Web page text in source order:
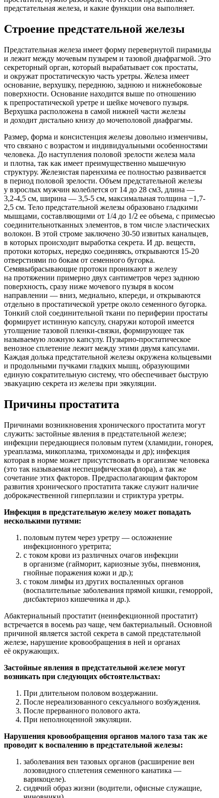
предстательная железа, и какие функции она выполняет.
Строение предстательной железы
Предстательная железа имеет форму перевернутой пирамиды
и лежит между мочевым пузырем и тазовой диафрагмой. Это
секреторный орган, который вырабатывает сок простаты,
и окружат простатическую часть уретры. Железа имеет
основание, верхушку, переднюю, заднюю и нижнебоковые
поверхности. Основание находится выше по отношению
к препростатической уретре и шейке мочевого пузыря.
Верхушка расположена в самой нижней части железы
и доходит дистально книзу до мочеполовой диафрагмы.
Размер, форма и консистенция железы довольно изменчивы,
что связано с возрастом и индивидуальными особенностями
человека. До наступления половой зрелости железа мала
и плотна, так как имеет преимущественно мышечную
структуру. Железистая паренхима ее полностью развивается
в период половой зрелости. Объем предстательной железы
у взрослых мужчин колеблется от 14 до 28 см3, длина —
3,2-4,5 см, ширина — 3,5-5 см, максимальная толщина −1,7-
2,5 см. Тело предстательной железы образовано гладкими
мышцами, составляющими от 1/4 до 1/2 ее объема, с примесью
соединительнотканных элементов, в том числе эластических
волокон. В этой строме заключено 30-50 извитых канальцев,
в которых происходит выработка секрета. И др. веществ,
протоки которых, нередко соединяясь, открываются 15-20
отверстиями по бокам от семенного бугорка.
Семявыбрасывающие протоки проникают в железу
на протяжении примерно двух сантиметров через заднюю
поверхность, сразу ниже мочевого пузыря в косом
направлении — вниз, медиально, кпереди, и открываются
отдельно в простатической уретре около семенного бугорка.
Тонкий слой соединительной ткани по периферии простаты
формирует истинную капсулу, снаружи которой имеется
утолщение тазовой пленки-связки, формирующее так
называемую ложную капсулу. Пузырно-простатическое
венозное сплетение лежит между этими двумя капсулами.
Каждая долька предстательной железы окружена кольцевыми
и продольными пучками гладких мышц, образующими
единую сократительную систему, что обеспечивает быструю
эвакуацию секрета из железы при эякуляции.
Причины простатита
Причинами возникновения хронического простатита могут
служить: застойные явления в предстательной железе;
инфекции передающиеся половым путем (хламидии, гонорея,
уреаплазма, микоплазма, трихомонады и др); инфекция
которая в норме может присутствовать в организме человека
(это так называемая неспецифическая флора), а так же
сочетание этих факторов. Предрасполагающим фактором
развития хронического простатита также служит наличие
доброкачественной гиперплазии и стриктура уретры.
Инфекция в предстательную железу может попадать
несколькими путями:
половым путем через уретру — осложнение
инфекционного уретрита;
с током крови из различных очагов инфекции
в организме (гайморит, кариозные зубы, пневмония,
гнойные поражения кожи и др.);
с током лимфы из других воспаленных органов
(воспалительные заболевания прямой кишки, геморрой,
дисбактериоз кишечника и др.).
Абактериальный простатит (неинфекционной простатит)
встречается в восемь раз чаще, чем бактериальный. Основной
причиной является застой секрета в самой предстательной
железе, нарушение кровообращения в ней и органах
её окружающих.
Застойные явления в предстательной железе могут
возникать при следующих обстоятельствах:
При длительном половом воздержании.
После нереализованного сексуального возбуждения.
После прерванного полового акта.
При неполноценной эякуляции.
Нарушения кровообращения органов малого таза так же
проводит к воспалению в предстательной железы:
заболевания вен тазовых органов (расширение вен
лозовидного сплетения семенного канатика —
варикоцеле).
сидячий образ жизни (водители, офисные служащие,